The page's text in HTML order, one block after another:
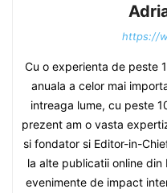
https://
Cu o experienta de peste
anuala a celor mai
intreaga lume, cu peste
prezent am o vasta
si fondator si Editor-in-
la alte publicatii online din
evenimente de impact